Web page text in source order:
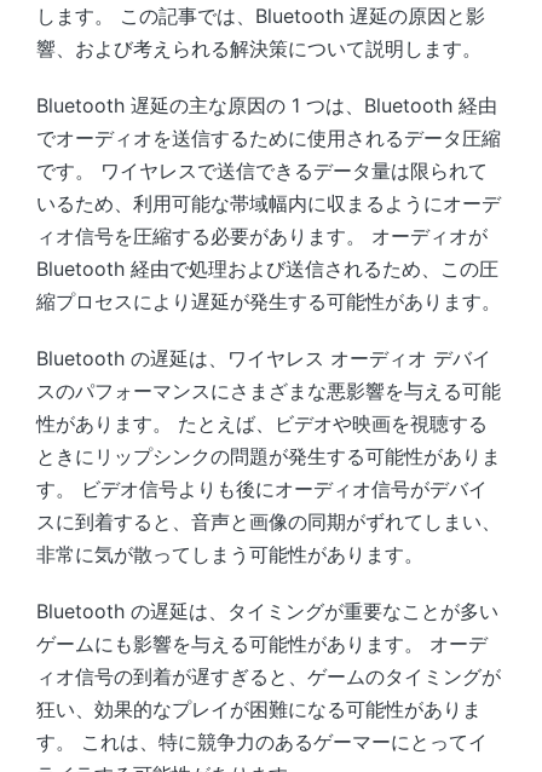
します。 この記事では、Bluetooth 遅延の原因と影
響、および考えられる解決策について説明します。
Bluetooth 遅延の主な原因の 1 つは、Bluetooth 経由
でオーディオを送信するために使用されるデータ圧縮
です。 ワイヤレスで送信できるデータ量は限られて
いるため、利用可能な帯域幅内に収まるようにオーデ
ィオ信号を圧縮する必要があります。 オーディオが
Bluetooth 経由で処理および送信されるため、この圧
縮プロセスにより遅延が発生する可能性があります。
Bluetooth の遅延は、ワイヤレス オーディオ デバイ
スのパフォーマンスにさまざまな悪影響を与える可能
性があります。 たとえば、ビデオや映画を視聴する
ときにリップシンクの問題が発生する可能性がありま
す。 ビデオ信号よりも後にオーディオ信号がデバイ
スに到着すると、音声と画像の同期がずれてしまい、
非常に気が散ってしまう可能性があります。
Bluetooth の遅延は、タイミングが重要なことが多い
ゲームにも影響を与える可能性があります。 オーデ
ィオ信号の到着が遅すぎると、ゲームのタイミングが
狂い、効果的なプレイが困難になる可能性がありま
す。 これは、特に競争力のあるゲーマーにとってイ